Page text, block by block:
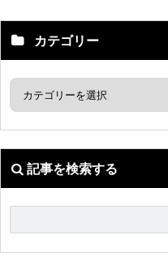
カテゴリー
記事を検索する